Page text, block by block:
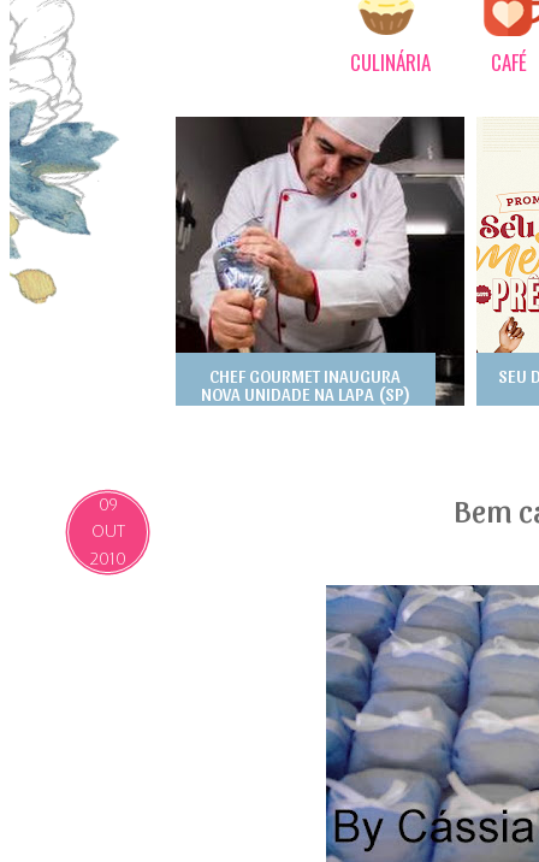
CULINÁRIA CAFÉ
CHEF GOURMET INAUGURA
NOVA UNIDADE NA LAPA (SP)
SEU
09
OUT
2010
Bem